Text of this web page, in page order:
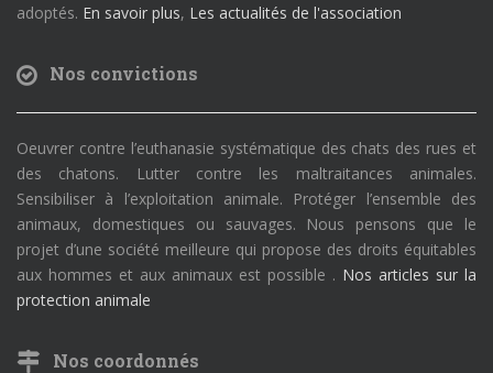
adoptés. En savoir plus, Les actualités de l'association
Nos convictions
Oeuvrer contre l’euthanasie systématique des chats des rues et
des chatons. Lutter contre les maltraitances animales.
Sensibiliser à l’exploitation animale. Protéger l’ensemble des
animaux, domestiques ou sauvages. Nous pensons que le
projet d’une société meilleure qui propose des droits équitables
aux hommes et aux animaux est possible . Nos articles sur la
protection animale
Nos coordonnés